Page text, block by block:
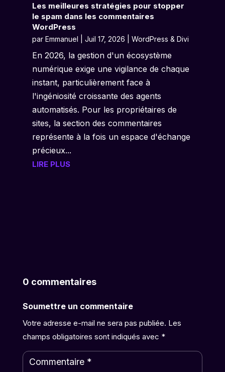
Les meilleures stratégies pour stopper
le spam dans les commentaires
WordPress
par Emmanuel Juil 17, 2026 WordPress & Divi
En 2026, la gestion d'un écosystème
numérique exige une vigilance de chaque
instant, particulièrement face à
l'ingéniosité croissante des agents
automatisés. Pour les propriétaires de
sites, la section des commentaires
représente à la fois un espace d'échange
précieux...
LIRE PLUS
0 commentaires
Soumettre un commentaire
Votre adresse e-mail ne sera pas publiée. Les
champs obligatoires sont indiqués avec *